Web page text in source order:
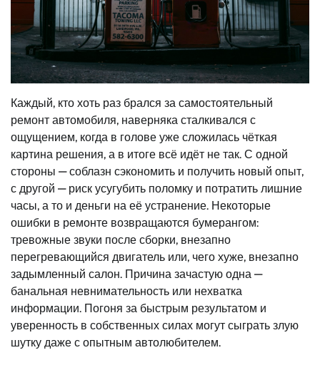
Каждый, кто хоть раз брался за самостоятельный
ремонт автомобиля, наверняка сталкивался с
ощущением, когда в голове уже сложилась чёткая
картина решения, а в итоге всё идёт не так. С одной
стороны — соблазн сэкономить и получить новый опыт,
с другой — риск усугубить поломку и потратить лишние
часы, а то и деньги на её устранение. Некоторые
ошибки в ремонте возвращаются бумерангом:
тревожные звуки после сборки, внезапно
перегревающийся двигатель или, чего хуже, внезапно
задымленный салон. Причина зачастую одна —
банальная невнимательность или нехватка
информации. Погоня за быстрым результатом и
уверенность в собственных силах могут сыграть злую
шутку даже с опытным автолюбителем.